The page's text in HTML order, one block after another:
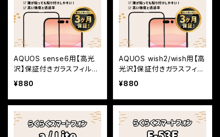
AQUOS sense6用【高光
沢】保証付きガラスフィルム
『鎧』全面フルカバー
¥880
AQUOS wish2/wish用【高
光沢】保証付きガラスフィル
ム『鎧』全面フルカバー
¥880